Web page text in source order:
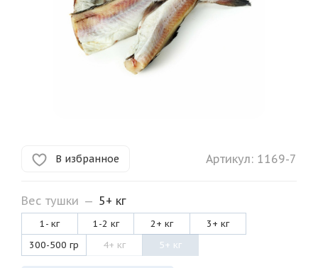
В избранное Артикул: 1169-7
Вес тушки — 5+ кг
1- кг 1-2 кг 2+ кг
3+ кг
300-500 гр
4+ кг 5+ кг